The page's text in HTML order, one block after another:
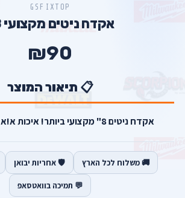
GSFIXTOP
אקדח ניטים מקצועי 8"
₪90
📋 תיאור המוצר
אקדח ניטים 8" מקצועי ביותר! איכות א!א!א! GSfixtop.
🚚 משלוח לכל הארץ 🛡️ אחריות יבואן
💬 תמיכה בוואטסאפ